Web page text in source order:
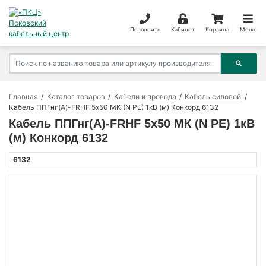
Позвонить Кабинет Корзина Меню
Главная Каталог товаров Кабели и провода
Кабель силовой
Кабель ППГнг(А)-FRHF 5х50 МК (N PE) 1кВ (м) Конкорд 6132
Кабель ППГнг(А)-FRHF 5х50 МК (N PE) 1кВ
(м) Конкорд 6132
6132